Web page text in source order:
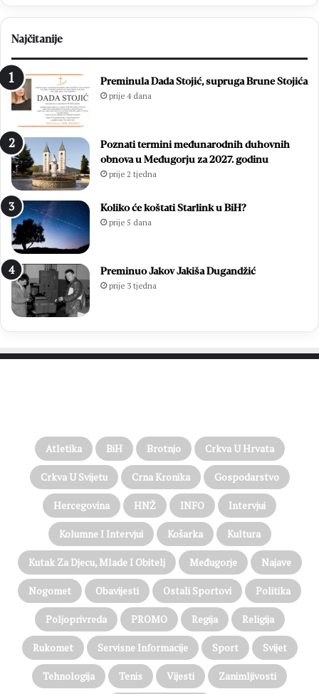
Najčitanije
Preminula Dada Stojić, supruga Brune Stojića
prije 4 dana
Poznati termini međunarodnih duhovnih
obnova u Međugorju za 2027. godinu
prije 2 tjedna
Koliko će koštati Starlink u BiH?
prije 5 dana
Preminuo Jakov Jakiša Dugandžić
prije 3 tjedna
Atletika BiH Brotnjo Crkva U Hrvata
Crkva U Svijetu Crna Kronika Gospodarstvo
Hercegovina HNŽ INFO Intervjui
Kolumne I Intervjui Košarka Kultura
Kutak Za Djecu, Mlade I Obitelj Međugorje Najave
Nogomet Obavijesti Ostali Sportovi Politika
Poljoprivreda PROMO Regija Religija
Rukomet Servisne Informacije Sport Svijet
Tehnologija Tenis Vijesti Zanimljivosti